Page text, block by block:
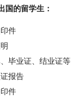
国的留学生：
件
毕业证、结业证等
报告
件